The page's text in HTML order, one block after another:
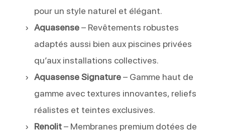
pour un style naturel et élégant.
Aquasense– Revêtements robustes
adaptés aussi bien aux piscines privées
qu’aux installations collectives.
Aquasense Signature– Gamme haut de
gamme avec textures innovantes, reliefs
réalistes et teintes exclusives.
Renolit– Membranes premium dotées de